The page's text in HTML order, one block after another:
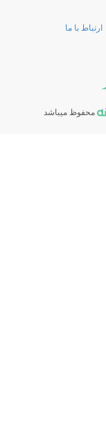
ارتباط با ما
محفوظ میباشد